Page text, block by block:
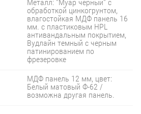
Металл: "Муар черный" с
обработкой цинкогрунтом,
влагостойкая МДФ панель 16
мм. с пластиковым HPL
антивандальным покрытием,
Вудлайн темный с черным
патинированием по
фрезеровке
МДФ панель 12 мм, цвет:
Белый матовый Ф-62 /
возможна другая панель.